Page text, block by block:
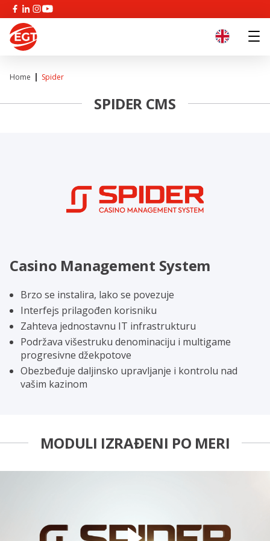
Home Spider
SPIDER CMS
Casino Management System
Brzo se instalira, lako se povezuje
Interfejs prilagođen korisniku
Zahteva jednostavnu IT infrastrukturu
Podržava višestruku denominaciju i multigame
progresivne džekpotove
Obezbeđuje daljinsko upravljanje i kontrolu nad
vašim kazinom
MODULI IZRAĐENI PO MERI